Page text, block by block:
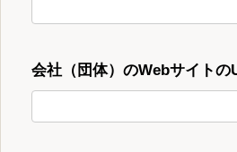
会社（団体）のWebサイトの